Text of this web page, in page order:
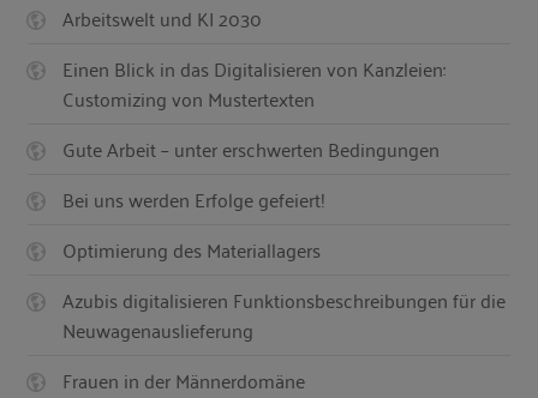
Arbeitswelt und KI 2030
Einen Blick in das Digitalisieren von Kanzleien:
Customizing von Mustertexten
Gute Arbeit – unter erschwerten Bedingungen
Bei uns werden Erfolge gefeiert!
Optimierung des Materiallagers
Azubis digitalisieren Funktionsbeschreibungen für die
Neuwagenauslieferung
Frauen in der Männerdomäne